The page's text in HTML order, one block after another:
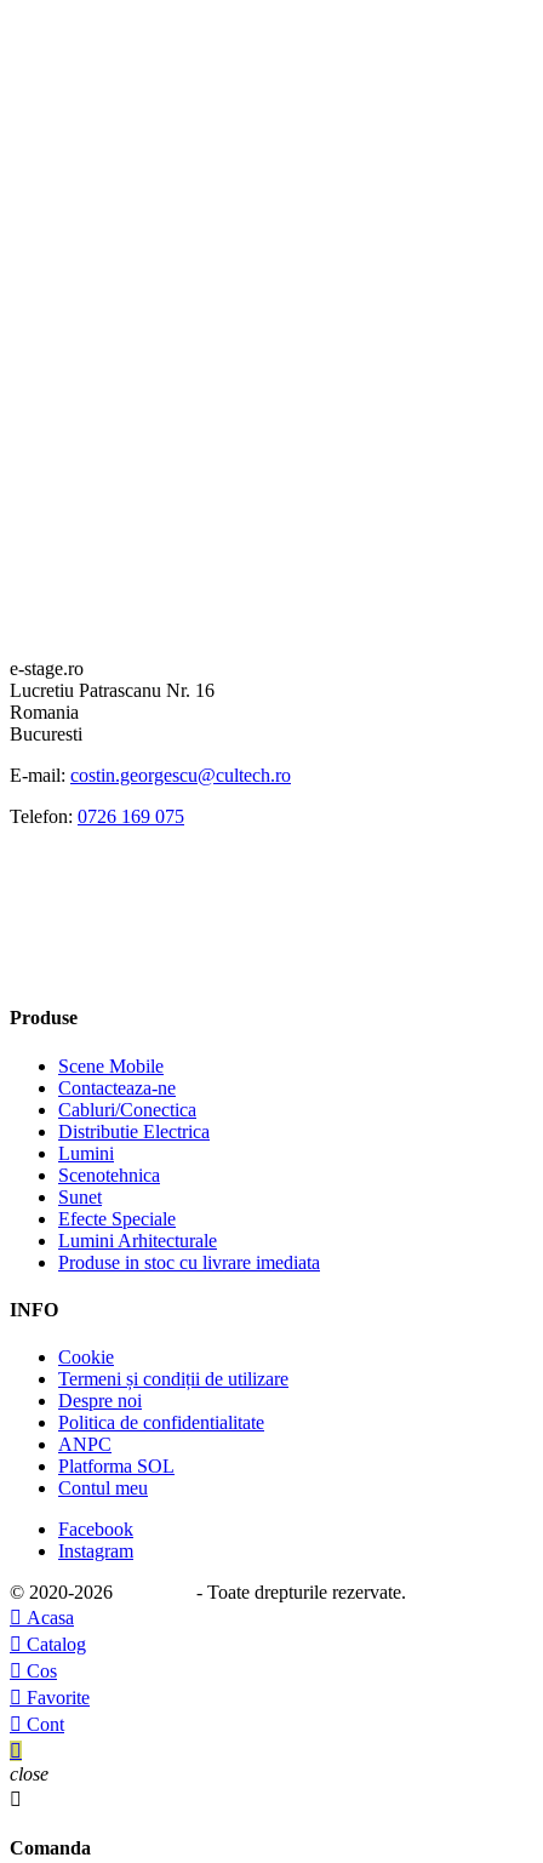
e-stage.ro
Lucretiu Patrascanu Nr. 16
Romania
Bucuresti
E-mail: costin.georgescu@cultech.ro
Telefon: 0726 169 075
Produse
Scene Mobile
Contacteaza-ne
Cabluri/Conectica
Distributie Electrica
Lumini
Scenotehnica
Sunet
Efecte Speciale
Lumini Arhitecturale
Produse in stoc cu livrare imediata
INFO
Cookie
Termeni și condiții de utilizare
Despre noi
Politica de confidentialitate
ANPC
Platforma SOL
Contul meu
Facebook
Instagram
© 2020-2026
- Toate drepturile rezervate.
 Acasa
 Catalog
 Cos
 Favorite
 Cont

close

Comanda